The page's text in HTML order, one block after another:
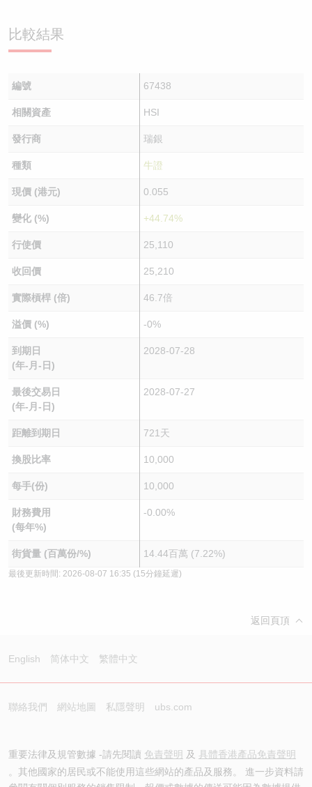
比較結果
編號 67438
相關資產 HSI
發行商 瑞銀
種類 牛證
現價 (港元) 0.055
變化 (%) +44.74%
行使價 25,110
收回價 25,210
實際槓桿 (倍) 46.7倍
溢價 (%) -0%
到期日
(年-月-日)
2028-07-28
最後交易日
(年-月-日)
2028-07-27
距離到期日 721天
換股比率 10,000
每手(份) 10,000
財務費用
(每年%)
-0.00%
街貨量 (百萬份/%) 14.44百萬 (7.22%)
最後更新時間: 2026-08-07 16:35 (15分鐘延遲)
返回頁頂
English 简体中文 繁體中文
聯絡我們 網站地圖 私隱聲明 ubs.com
重要法律及規管數據 -請先閱讀 免責聲明 及 具體香港產品免責聲明
。其他國家的居民或不能使用這些網站的產品及服務。 進一步資料請